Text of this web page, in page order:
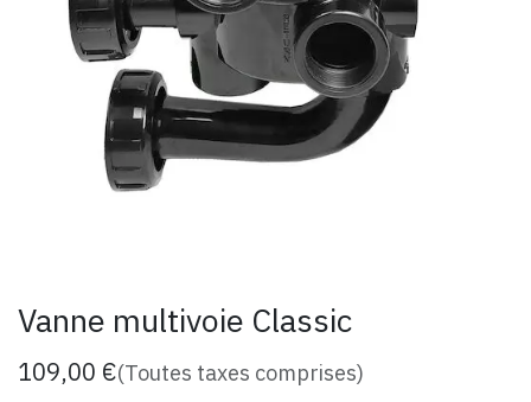
Vanne multivoie Classic
109,00 €(Toutes taxes comprises)